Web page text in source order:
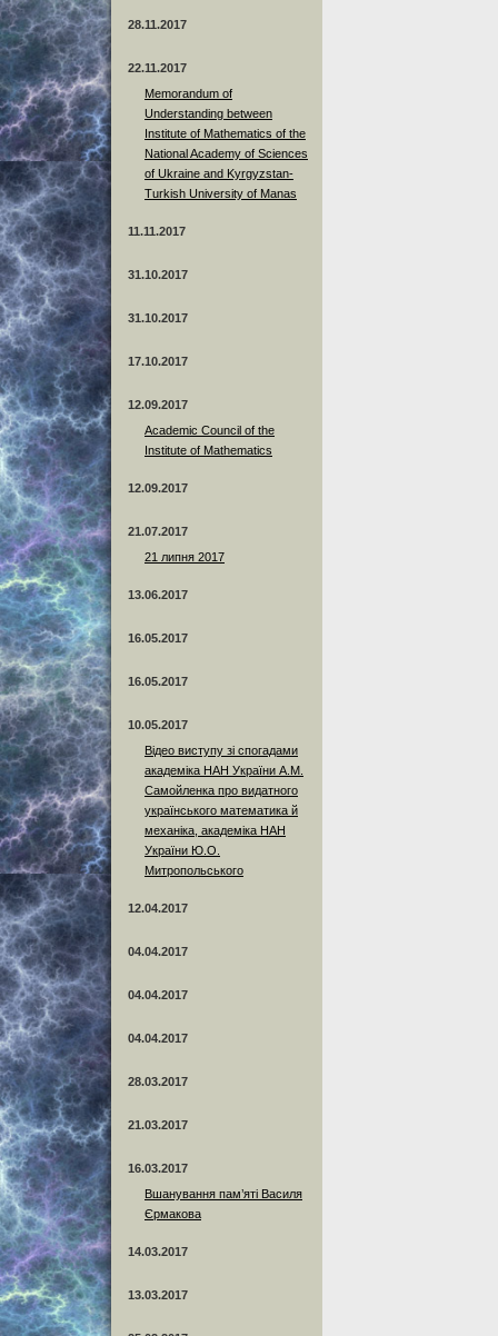
28.11.2017
22.11.2017
Memorandum of
Understanding between
Institute of Mathematics of the
National Academy of Sciences
of Ukraine and Kyrgyzstan-
Turkish University of Manas
11.11.2017
31.10.2017
31.10.2017
17.10.2017
12.09.2017
Academic Council of the
Institute of Mathematics
12.09.2017
21.07.2017
21 липня 2017
13.06.2017
16.05.2017
16.05.2017
10.05.2017
Відео виступу зі спогадами
академіка НАН України А.М.
Самойленка про видатного
українського математика й
механіка, академіка НАН
України Ю.О.
Митропольського
12.04.2017
04.04.2017
04.04.2017
04.04.2017
28.03.2017
21.03.2017
16.03.2017
Вшанування пам’яті Василя
Єрмакова
14.03.2017
13.03.2017